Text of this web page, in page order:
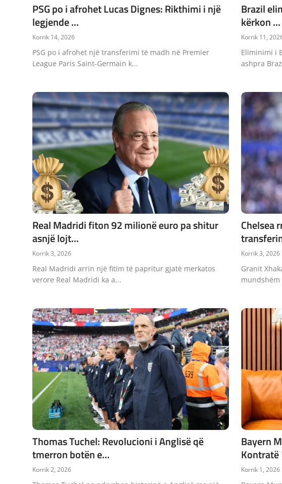
PSG po i afrohet Lucas Dignes: Rikthimi i një
legjende ...
Korrik 14, 2026
PSG po i afrohet një transferimi të madh në Premier
League Paris Saint-Germain k...
Brazil
kërkon ...
Korrik 11,
Eliminimi i
ashpra
Real Madridi fiton 92 milionë euro pa shitur
asnjë lojt...
Korrik 3, 2026
Real Madridi arrin një fitim të papritur gjatë merkatos
verore Real Madridi ka a...
Chelsea
Korrik 3, 2026
Granit
mundshëm
Thomas Tuchel: Revolucioni i Anglisë që
tmerron botën e...
Korrik 2, 2026
Bayern
Kontratë
Korrik 1, 2026